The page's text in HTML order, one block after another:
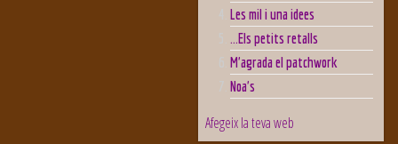
Les mil i una idees
...Els petits retalls
M'agrada el patchwork
Noa's
Afegeix la teva web